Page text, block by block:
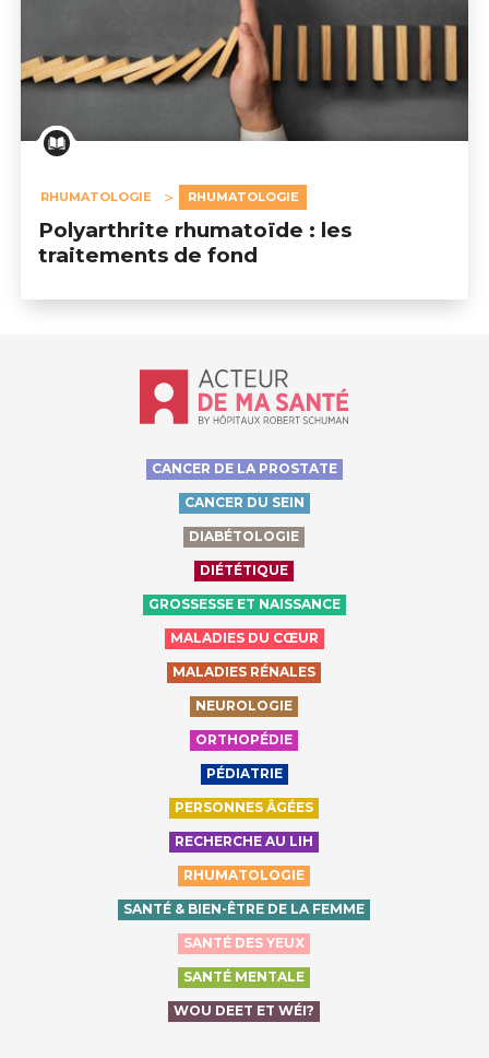
RHUMATOLOGIE RHUMATOLOGIE
Polyarthrite rhumatoïde : les
traitements de fond
Accueil - Acteur de ma santé, by
CANCER DE LA PROSTATE
CANCER DU SEIN
DIABÉTOLOGIE
DIÉTÉTIQUE
GROSSESSE ET NAISSANCE
MALADIES DU CŒUR
MALADIES RÉNALES
NEUROLOGIE
ORTHOPÉDIE
PÉDIATRIE
PERSONNES ÂGÉES
RECHERCHE AU LIH
RHUMATOLOGIE
SANTÉ & BIEN-ÊTRE DE LA FEMME
SANTÉ DES YEUX
SANTÉ MENTALE
WOU DEET ET WÉI?